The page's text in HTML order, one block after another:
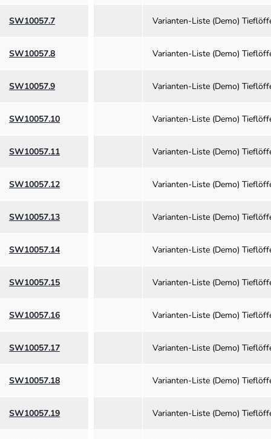
SW10057.7
SW10057.8
SW10057.9
SW10057.10
SW10057.11
SW10057.12
SW10057.13
SW10057.14
SW10057.15
SW10057.16
SW10057.17
SW10057.18
SW10057.19
Varianten-Liste (Demo)
Varianten-Liste (Demo)
Varianten-Liste (Demo)
Varianten-Liste (Demo)
Varianten-Liste (Demo)
Varianten-Liste (Demo)
Varianten-Liste (Demo)
Varianten-Liste (Demo)
Varianten-Liste (Demo)
Varianten-Liste (Demo)
Varianten-Liste (Demo)
Varianten-Liste (Demo)
Varianten-Liste (Demo)